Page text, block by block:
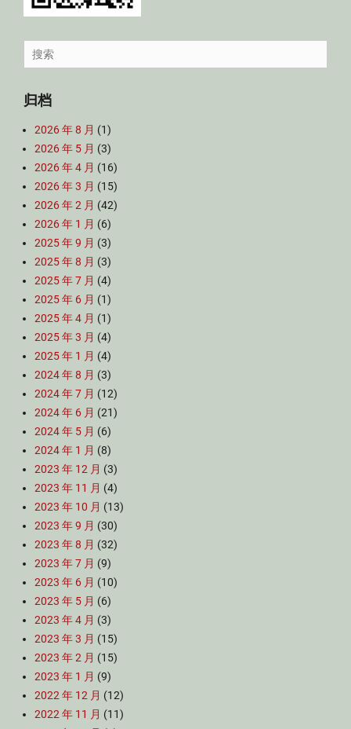
Search
for:
归档
2026 年 8 月 (1)
2026 年 5 月 (3)
2026 年 4 月 (16)
2026 年 3 月 (15)
2026 年 2 月 (42)
2026 年 1 月 (6)
2025 年 9 月 (3)
2025 年 8 月 (3)
2025 年 7 月 (4)
2025 年 6 月 (1)
2025 年 4 月 (1)
2025 年 3 月 (4)
2025 年 1 月 (4)
2024 年 8 月 (3)
2024 年 7 月 (12)
2024 年 6 月 (21)
2024 年 5 月 (6)
2024 年 1 月 (8)
2023 年 12 月 (3)
2023 年 11 月 (4)
2023 年 10 月 (13)
2023 年 9 月 (30)
2023 年 8 月 (32)
2023 年 7 月 (9)
2023 年 6 月 (10)
2023 年 5 月 (6)
2023 年 4 月 (3)
2023 年 3 月 (15)
2023 年 2 月 (15)
2023 年 1 月 (9)
2022 年 12 月 (12)
2022 年 11 月 (11)